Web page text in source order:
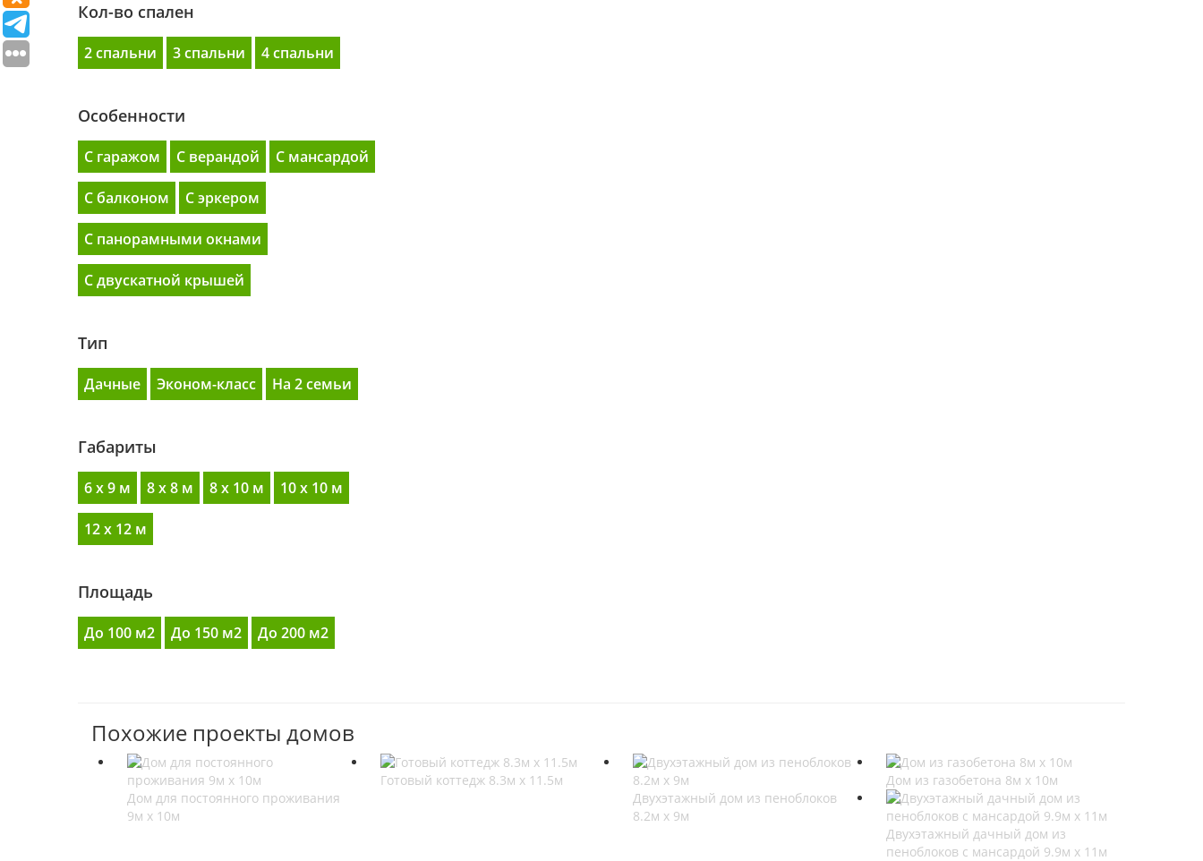
Кол-во спален
2 спальни 3 спальни 4 спальни
Особенности
С гаражом С верандой С мансардой
С балконом C эркером
С панорамными окнами
С двускатной крышей
Тип
Дачные Эконом-класс На 2 семьи
Габариты
6 x 9 м 8 x 8 м 8 x 10 м 10 x 10 м
12 x 12 м
Площадь
До 100 м2 До 150 м2 До 200 м2
Похожие проекты домов
Дом для постоянного проживания
9м х 10м
Готовый коттедж 8.3м х 11.5м
Двухэтажный дом из пеноблоков
8.2м х 9м
Дом из газобетона 8м х 10м
Двухэтажный дачный дом из
пеноблоков с мансардой 9.9м х 11м